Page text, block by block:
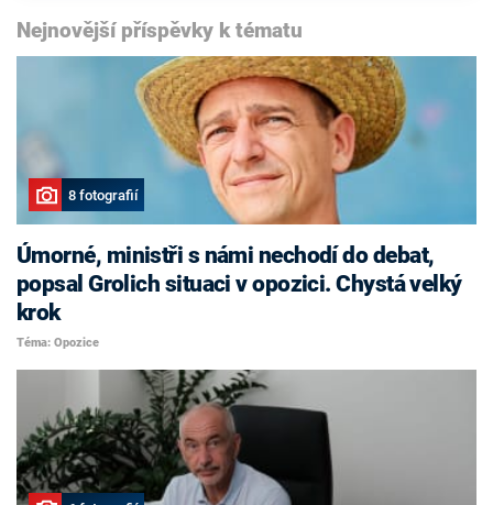
Nejnovější příspěvky k tématu
8 fotografií
Úmorné, ministři s námi nechodí do debat,
popsal Grolich situaci v opozici. Chystá velký
krok
Téma: Opozice